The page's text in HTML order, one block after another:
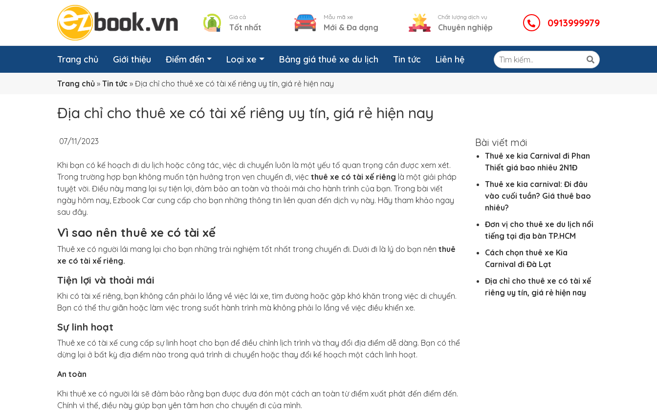
Giá cả
Tốt nhất
Mẫu mã xe
Mới & Đa dạng
Chất lượng dịch vụ
Chuyên nghiệp 0913999979
Trang chủ Giới thiệu Điểm đến Loại xe Bảng giá thuê xe du lịch Tin tức Liên hệ
Trang chủ » Tin tức » Địa chỉ cho thuê xe có tài xế riêng uy tín, giá rẻ hiện nay
Địa chỉ cho thuê xe có tài xế riêng uy tín, giá rẻ hiện nay
07/11/2023
Khi bạn có kế hoạch đi du lịch hoặc công tác, việc di chuyển luôn là một yếu tố quan trọng cần được xem xét.
Trong trường hợp bạn không muốn tận hưởng trọn vẹn chuyến đi, việc thuê xe có tài xế riêng là một giải pháp
tuyệt vời. Điều này mang lại sự tiện lợi, đảm bảo an toàn và thoải mái cho hành trình của bạn. Trong bài viết
ngày hôm nay, Ezbook Car cung cấp cho bạn những thông tin liên quan đến dịch vụ này. Hãy tham khảo ngay
sau đây.
Vì sao nên thuê xe có tài xế
Thuê xe có người lái mang lại cho bạn những trải nghiệm tốt nhất trong chuyến đi. Dưới đi là lý do bạn nên thuê
xe có tài xế riêng.
Tiện lợi và thoải mái
Khi có tài xế riêng, bạn không cần phải lo lắng về việc lái xe, tìm đường hoặc gặp khó khăn trong việc di chuyển.
Bạn có thể thư giãn hoặc làm việc trong suốt hành trình mà không phải lo lắng về việc điều khiển xe.
Sự linh hoạt
Thuê xe có tài xế cung cấp sự linh hoạt cho bạn để điều chỉnh lịch trình và thay đổi địa điểm dễ dàng. Bạn có thể
dừng lại ở bất kỳ địa điểm nào trong quá trình di chuyển hoặc thay đổi kế hoạch một cách linh hoạt.
An toàn
Khi thuê xe có người lái sẽ đảm bảo rằng bạn được đưa đón một cách an toàn từ điểm xuất phát đến điểm đến.
Chính vì thế, điều này giúp bạn yên tâm hơn cho chuyến đi của mình.
Bài viết mới
Thuê xe kia Carnival đi Phan
Thiết giá bao nhiêu 2N1Đ
Thuê xe kia carnival: Đi đâu
vào cuối tuần? Giá thuê bao
nhiêu?
Đơn vị cho thuê xe du lịch nổi
tiếng tại địa bàn TP.HCM
Cách chọn thuê xe Kia
Carnival đi Đà Lạt
Địa chỉ cho thuê xe có tài xế
riêng uy tín, giá rẻ hiện nay